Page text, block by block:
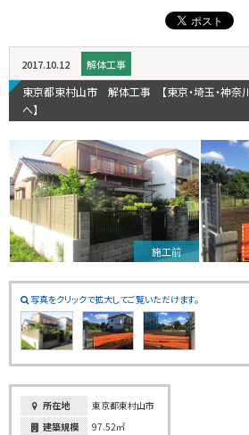
2017.10.12 解体工事
東京都東村山市 解体工事 【東京・埼玉・神奈
へ】
施工前
写真をクリックで拡大してご覧いただけます。
所在地
東京都東村山市
建築規模
97.52㎡